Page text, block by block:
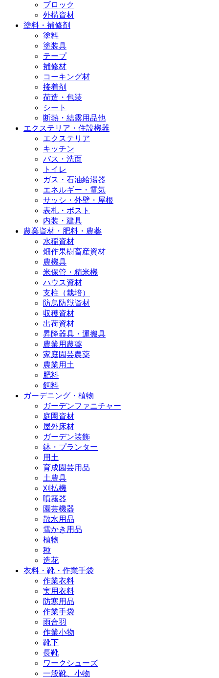
ブロック
外構資材
塗料・補修剤
塗料
塗装具
テープ
補修材
コーキング材
接着剤
荷造・包装
シート
断熱・結露用品他
エクステリア・住設機器
エクステリア
キッチン
バス・洗面
トイレ
ガス・石油給湯器
エネルギー・電気
サッシ・外壁・屋根
表札・ポスト
内装・建具
農業資材・肥料・農薬
水稲資材
畑作果樹畜産資材
農機具
米保管・精米機
ハウス資材
支柱（栽培）
防鳥防獣資材
収穫資材
出荷資材
昇降器具・運搬具
農業用農薬
家庭園芸農薬
農業用土
肥料
飼料
ガーデニング・植物
ガーデンファニチャー
庭園資材
屋外床材
ガーデン装飾
鉢・プランター
用土
育成園芸用品
土農具
刈払機
噴霧器
園芸機器
散水用品
雪かき用品
植物
種
造花
衣料・靴・作業手袋
作業衣料
実用衣料
防寒用品
作業手袋
雨合羽
作業小物
靴下
長靴
ワークシューズ
一般靴、小物